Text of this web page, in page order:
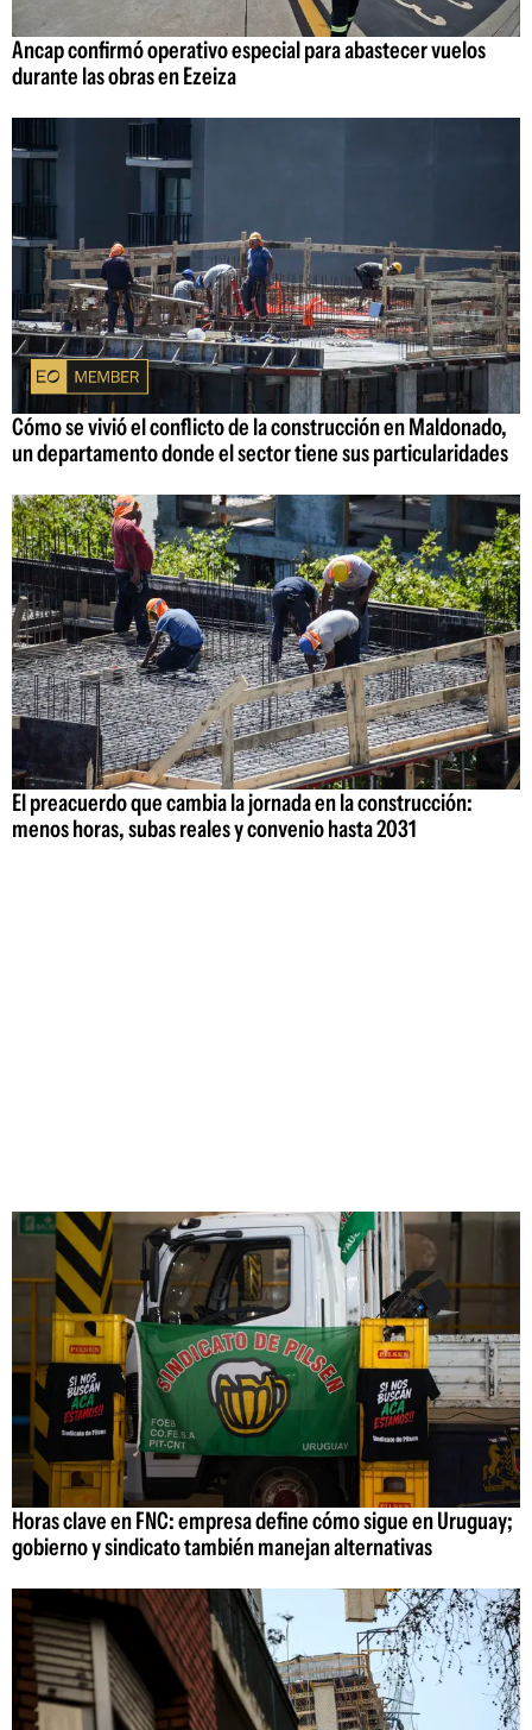
Ancap confirmó operativo especial para abastecer vuelos
durante las obras en Ezeiza
Cómo se vivió el conflicto de la construcción en Maldonado,
un departamento donde el sector tiene sus particularidades
El preacuerdo que cambia la jornada en la construcción:
menos horas, subas reales y convenio hasta 2031
Horas clave en FNC: empresa define cómo sigue en Uruguay;
gobierno y sindicato también manejan alternativas